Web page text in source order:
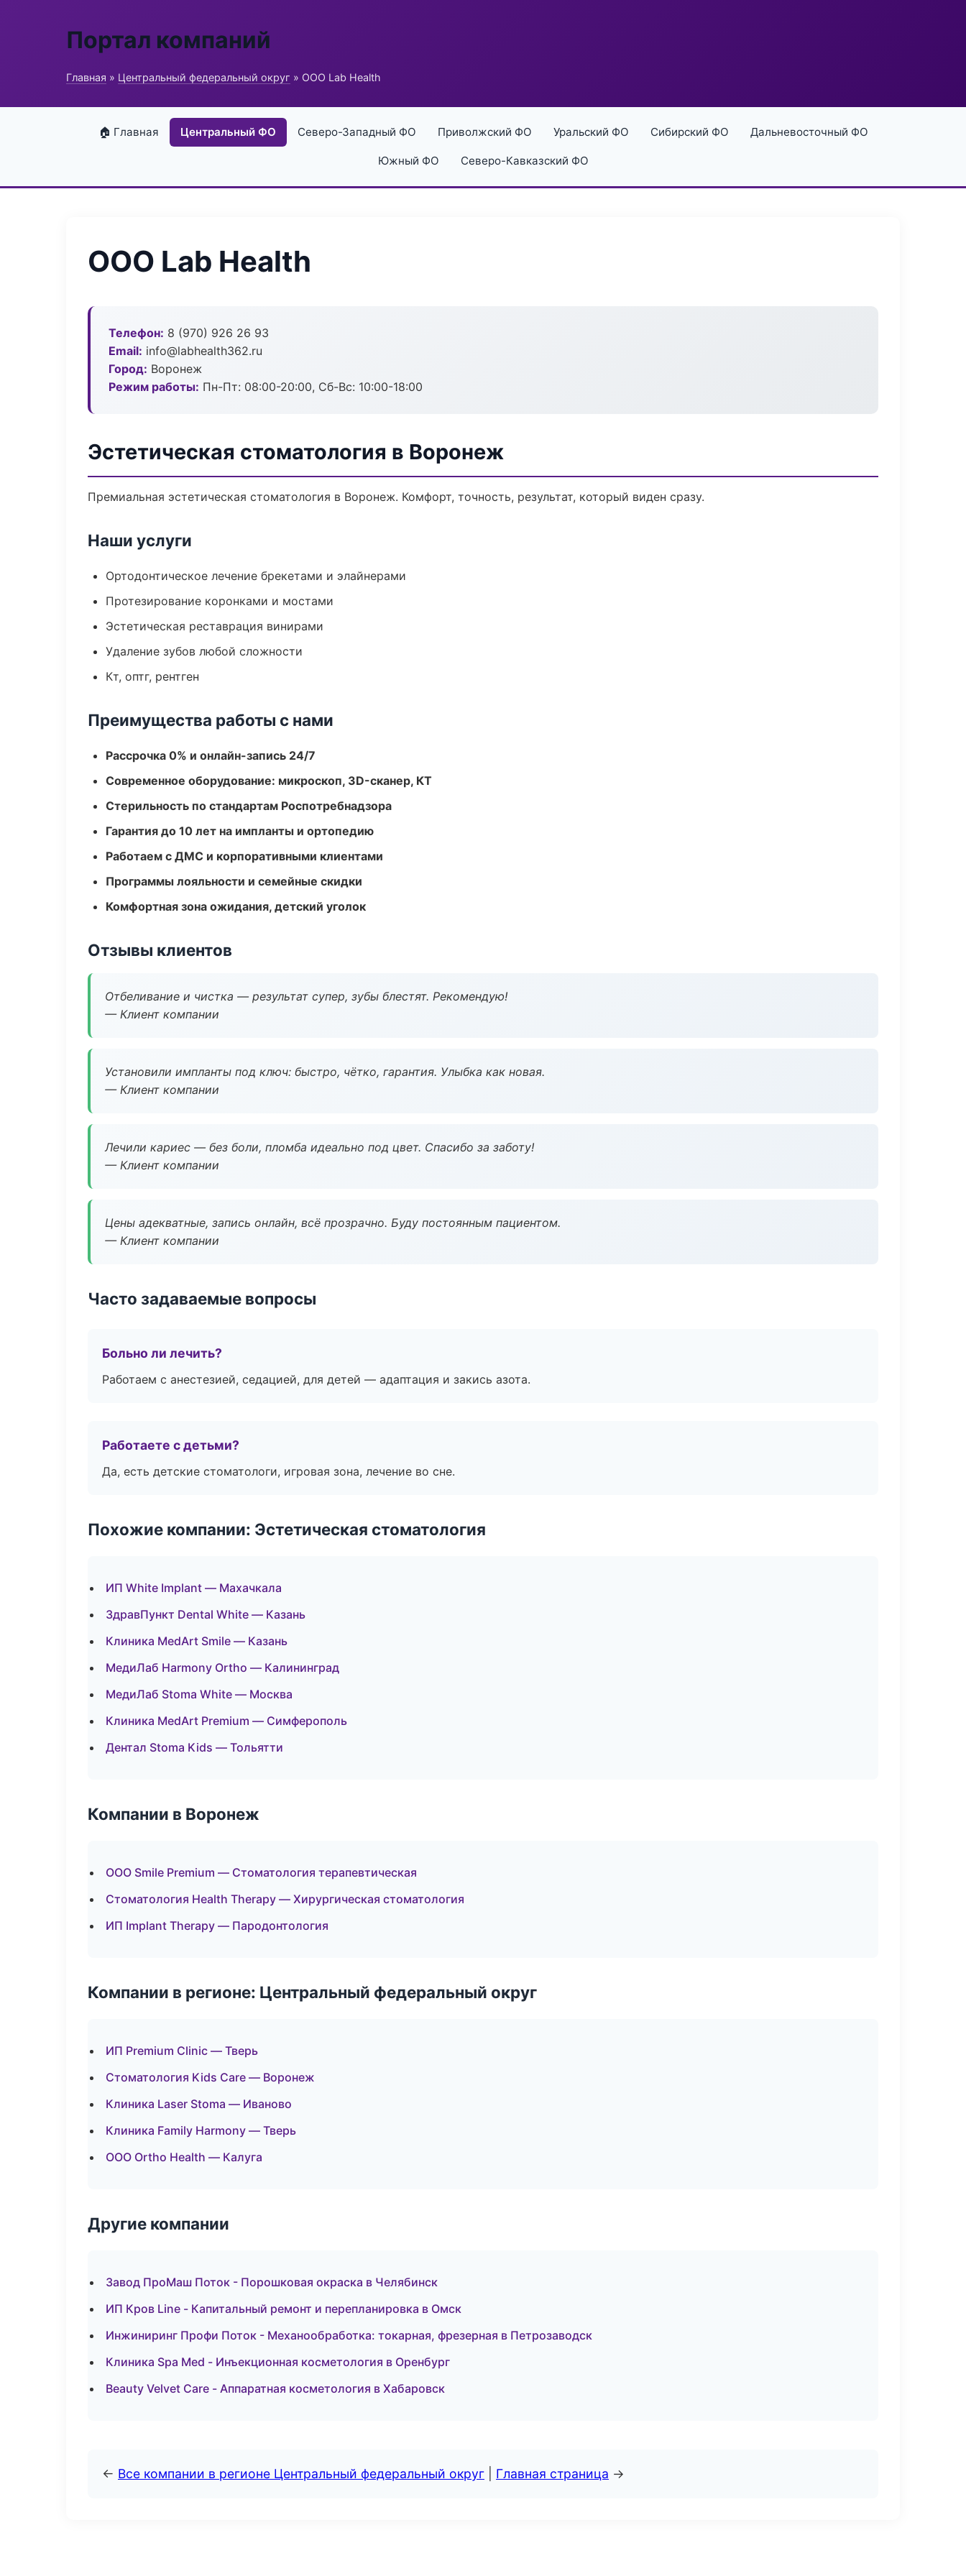
Портал компаний
Главная » Центральный федеральный округ » ООО Lab Health
🏠 Главная Центральный ФО Северо-Западный ФО Приволжский ФО Уральский ФО Сибирский ФО Дальневосточный ФО
Южный ФО Северо-Кавказский ФО
ООО Lab Health
Телефон: 8 (970) 926 26 93
Email: info@labhealth362.ru
Город: Воронеж
Режим работы: Пн-Пт: 08:00-20:00, Сб-Вс: 10:00-18:00
Эстетическая стоматология в Воронеж
Премиальная эстетическая стоматология в Воронеж. Комфорт, точность, результат, который виден сразу.
Наши услуги
Ортодонтическое лечение брекетами и элайнерами
Протезирование коронками и мостами
Эстетическая реставрация винирами
Удаление зубов любой сложности
Кт, оптг, рентген
Преимущества работы с нами
Рассрочка 0% и онлайн-запись 24/7
Современное оборудование: микроскоп, 3D-сканер, КТ
Стерильность по стандартам Роспотребнадзора
Гарантия до 10 лет на импланты и ортопедию
Работаем с ДМС и корпоративными клиентами
Программы лояльности и семейные скидки
Комфортная зона ожидания, детский уголок
Отзывы клиентов
Отбеливание и чистка — результат супер, зубы блестят. Рекомендую!
— Клиент компании
Установили импланты под ключ: быстро, чётко, гарантия. Улыбка как новая.
— Клиент компании
Лечили кариес — без боли, пломба идеально под цвет. Спасибо за заботу!
— Клиент компании
Цены адекватные, запись онлайн, всё прозрачно. Буду постоянным пациентом.
— Клиент компании
Часто задаваемые вопросы
Больно ли лечить?
Работаем с анестезией, седацией, для детей — адаптация и закись азота.
Работаете с детьми?
Да, есть детские стоматологи, игровая зона, лечение во сне.
Похожие компании: Эстетическая стоматология
ИП White Implant — Махачкала
ЗдравПункт Dental White — Казань
Клиника MedArt Smile — Казань
МедиЛаб Harmony Ortho — Калининград
МедиЛаб Stoma White — Москва
Клиника MedArt Premium — Симферополь
Дентал Stoma Kids — Тольятти
Компании в Воронеж
ООО Smile Premium — Стоматология терапевтическая
Стоматология Health Therapy — Хирургическая стоматология
ИП Implant Therapy — Пародонтология
Компании в регионе: Центральный федеральный округ
ИП Premium Clinic — Тверь
Стоматология Kids Care — Воронеж
Клиника Laser Stoma — Иваново
Клиника Family Harmony — Тверь
ООО Ortho Health — Калуга
Другие компании
Завод ПроМаш Поток - Порошковая окраска в Челябинск
ИП Кров Line - Капитальный ремонт и перепланировка в Омск
Инжиниринг Профи Поток - Механообработка: токарная, фрезерная в Петрозаводск
Клиника Spa Med - Инъекционная косметология в Оренбург
Beauty Velvet Care - Аппаратная косметология в Хабаровск
← Все компании в регионе Центральный федеральный округ Главная страница →